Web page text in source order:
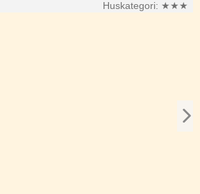
Huskategori: ★★★